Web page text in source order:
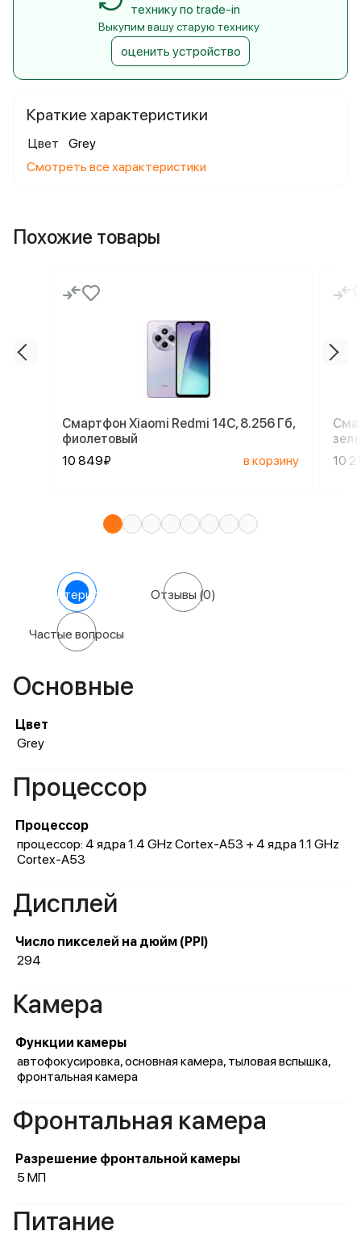
Краткие характеристики
Цвет
Grey
Смотреть все характеристики
технику по trade-in
Выкупим вашу старую технику
оценить устройство
Похожие товары
Смартфон Xiaomi Redmi 14C, 8.256 Гб,
фиолетовый
10 849₽
в корзину
10
Характеристики Отзывы (0)
Частые вопросы
Основные
Цвет
Grey
Процессор
Процессор
процессор: 4 ядра 1.4 GHz Cortex-A53 + 4 ядра 1.1 GHz
Cortex-A53
Дисплей
Число пикселей на дюйм (PPI)
294
Камера
Функции камеры
автофокусировка, основная камера, тыловая вспышка,
фронтальная камера
Фронтальная камера
Разрешение фронтальной камеры
5 МП
Питание